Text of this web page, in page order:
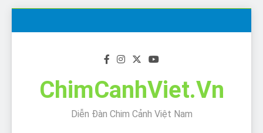
ChimCanhViet.Vn
Diễn Đàn Chim Cảnh Việt Nam